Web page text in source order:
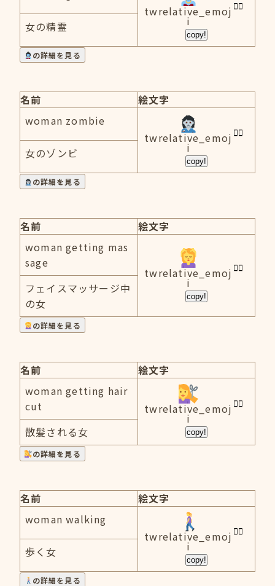
twrelative_emoj
i
copy!
女の精霊
の詳細を見る
名前
絵文字
woman zombie
twrelative_emoj
i
copy!
女のゾンビ
の詳細を見る
名前
絵文字
woman getting mas
sage
twrelative_emoj
i
copy!
フェイスマッサージ中
の女
の詳細を見る
名前
絵文字
woman getting hair
cut
twrelative_emoj
i
copy!
散髪される女
の詳細を見る
名前
絵文字
woman walking
twrelative_emoj
i
copy!
歩く女
の詳細を見る